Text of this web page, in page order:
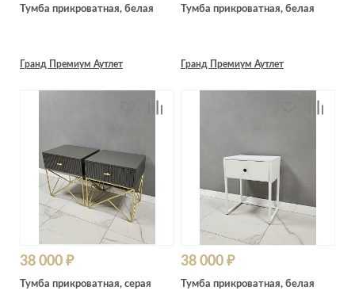
Тумба прикроватная, белая
Гранд Премиум Аутлет
Тумба прикроватная, белая
Гранд Премиум Аутлет
38 000 ₽
Тумба прикроватная, серая
38 000 ₽
Тумба прикроватная, белая